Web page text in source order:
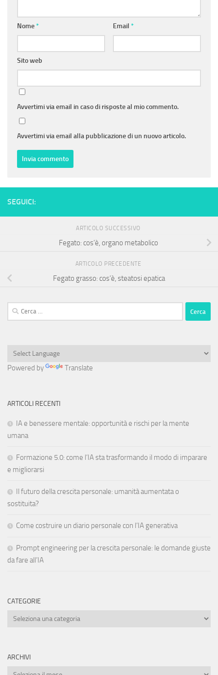
Nome* Email *
Sito web
Avvertimi via email in caso di risposte al mio commento.
Avvertimi via email alla pubblicazione di un nuovo articolo.
SEGUICI:
ARTICOLO SUCCESSIVO
Fegato: cos’è, organo metabolico
ARTICOLO PRECEDENTE
Fegato grasso: cos’è, steatosi epatica
Ricerca
per:
Powered by Translate
ARTICOLI RECENTI
IA e benessere mentale: opportunità e rischi per la mente
umana
Formazione 5.0: come l’IA sta trasformando il modo di imparare
e migliorarsi
Il futuro della crescita personale: umanità aumentata o
sostituita?
Come costruire un diario personale con l’IA generativa
Prompt engineering per la crescita personale: le domande giuste
da fare all’IA
CATEGORIE
Categorie
ARCHIVI
Archivi